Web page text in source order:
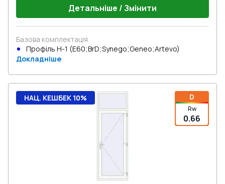
Детальніше / Змінити
Базова комплектація
Профіль Н-1 (E60;BrD;Synego;Geneo;Artevo)
Докладніше
D
Rw
0.66
НАЦ. КЕШБЕК 10%